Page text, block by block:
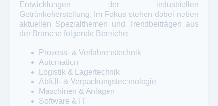
Entwicklungen der industriellen
Getränkeherstellung. Im Fokus stehen dabei neben
aktuellen Spezialthemen und Trendbeiträgen aus
der Branche folgende Bereiche:
Prozess- & Verfahrenstechnik
Automation
Logistik & Lagertechnik
Abfüll- & Verpackungstechnologie
Maschinen & Anlagen
Software & IT